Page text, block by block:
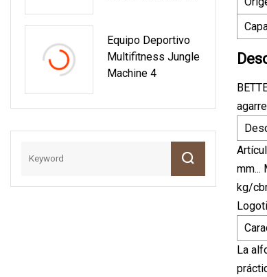
Embalaje Equipos
De Embalaje De
Shanghai Feiyu
Equipo Deportivo
Multifitness Jungle
Machine 4
mm...
kg/
La